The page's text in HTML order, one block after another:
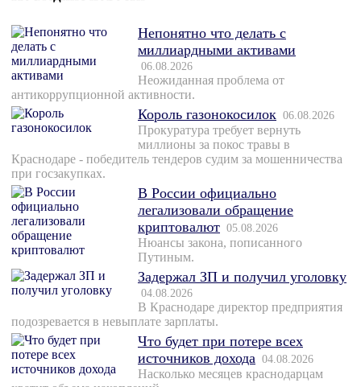
Непонятно что делать с
миллиардными активами
06.08.2026
Неожиданная проблема от
антикоррупционной активности.
Король газонокосилок 06.08.2026
Прокуратура требует вернуть
миллионы за покос травы в
Краснодаре - победитель тендеров судим за мошенничества
при госзакупках.
В России официально
легализовали обращение
криптовалют 05.08.2026
Нюансы закона, пописанного
Путиным.
Задержал ЗП и получил уголовку
04.08.2026
В Краснодаре директор предприятия
подозревается в невыплате зарплаты.
Что будет при потере всех
источников дохода 04.08.2026
Насколько месяцев краснодарцам